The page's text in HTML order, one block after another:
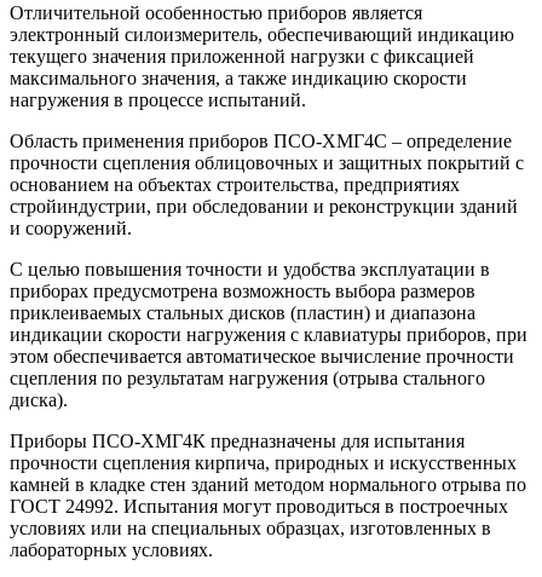
Отличительной особенностью приборов является
электронный силоизмеритель, обеспечивающий индикацию
текущего значения приложенной нагрузки с фиксацией
максимального значения, а также индикацию скорости
нагружения в процессе испытаний.
Область применения приборов ПСО-ХМГ4С – определение
прочности сцепления облицовочных и защитных покрытий с
основанием на объектах строительства, предприятиях
стройиндустрии, при обследовании и реконструкции зданий
и сооружений.
С целью повышения точности и удобства эксплуатации в
приборах предусмотрена возможность выбора размеров
приклеиваемых стальных дисков (пластин) и диапазона
индикации скорости нагружения с клавиатуры приборов, при
этом обеспечивается автоматическое вычисление прочности
сцепления по результатам нагружения (отрыва стального
диска).
Приборы ПСО-ХМГ4К предназначены для испытания
прочности сцепления кирпича, природных и искусственных
камней в кладке стен зданий методом нормального отрыва по
ГОСТ 24992. Испытания могут проводиться в построечных
условиях или на специальных образцах, изготовленных в
лабораторных условиях.